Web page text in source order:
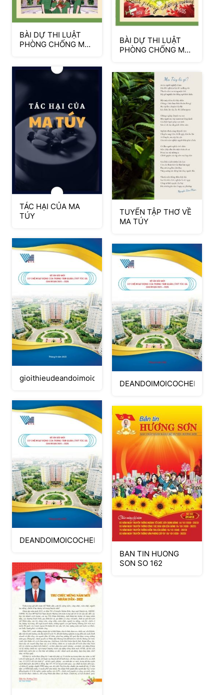
BÀI DỰ THI LUẬT
PHÒNG CHỐNG MA
BÀI DỰ THI LUẬT
PHÒNG CHỐNG MA
TÁC HẠI CỦA MA
TÚY
TUYỂN TẬP THƠ VỀ
MA TÚY
gioithieudeandoimoicochedh.cdr
DEANDOIMOICOCHEHOATDONG.cdr
BAN TIN HUONG
SON SO 162